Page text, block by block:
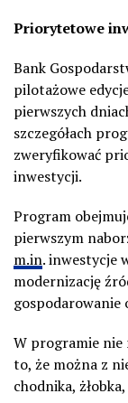
Priorytetowe
Bank
pilotażowe
pierwszych
szczegółach
zweryfikować
inwestycji.
Program
pierwszym
m.in. inwestycje
modernizację
gospodarowanie
W programie
to, że można z
chodnika,